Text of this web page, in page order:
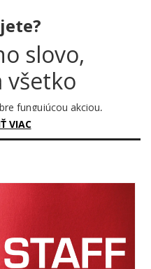
slovo,
všetko
fungujúcou akciou,
nevidí na pódiu, ale bez
z karát. Tento motív
a s nezameniteľnou
Presne tak, ako to
úžasný?
potisku. Veľké, tučné, čierne
ozdoba, žiadne zbytočné
nesie váhu. Nápis STAFF
VIAC